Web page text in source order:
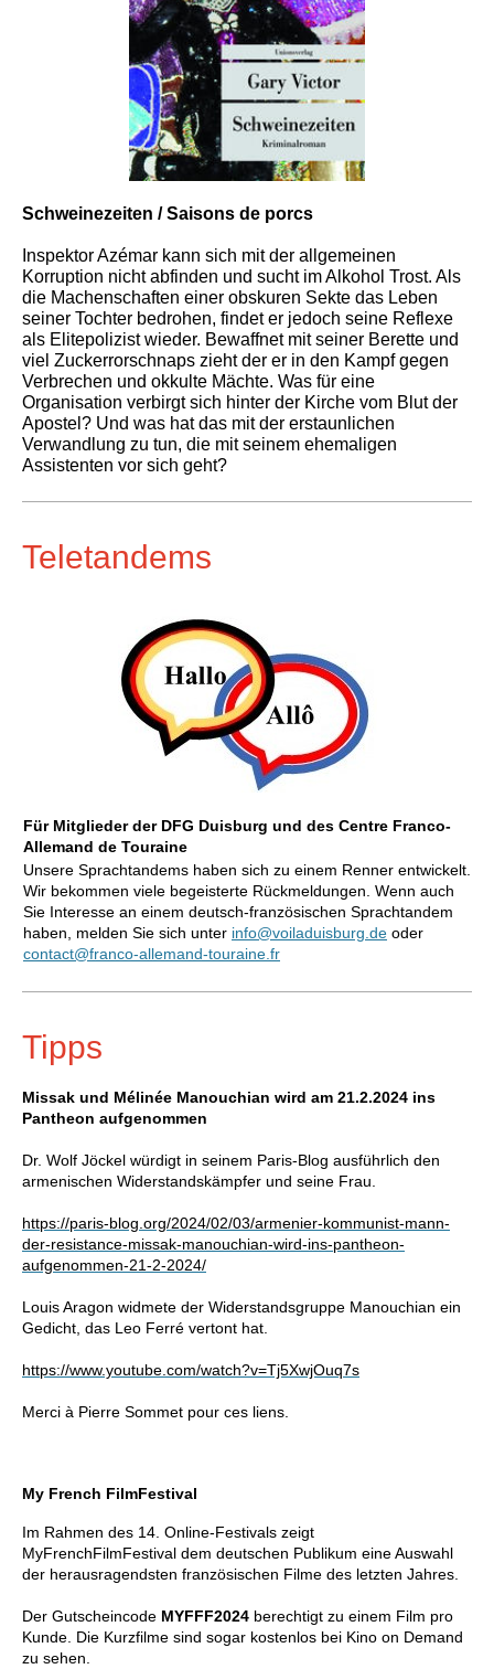
Schweinezeiten / Saisons de porcs
Inspektor Azémar kann sich mit der allgemeinen
Korruption nicht abfinden und sucht im Alkohol Trost. Als
die Machenschaften einer obskuren Sekte das Leben
seiner Tochter bedrohen, findet er jedoch seine Reflexe
als Elitepolizist wieder. Bewaffnet mit seiner Berette und
viel Zuckerrorschnaps zieht der er in den Kampf gegen
Verbrechen und okkulte Mächte. Was für eine
Organisation verbirgt sich hinter der Kirche vom Blut der
Apostel? Und was hat das mit der erstaunlichen
Verwandlung zu tun, die mit seinem ehemaligen
Assistenten vor sich geht?
Teletandems
Für Mitglieder der DFG Duisburg und des Centre Franco-
Allemand de Touraine
Unsere Sprachtandems haben sich zu einem Renner entwickelt.
Wir bekommen viele begeisterte Rückmeldungen. Wenn auch
Sie Interesse an einem deutsch-französischen Sprachtandem
haben, melden Sie sich unter info@voiladuisburg.de oder
contact@franco-allemand-touraine.fr
Tipps
Missak und Mélinée Manouchian wird am 21.2.2024 ins
Pantheon aufgenommen
Dr. Wolf Jöckel würdigt in seinem Paris-Blog ausführlich den
armenischen Widerstandskämpfer und seine Frau.
https://paris-blog.org/2024/02/03/armenier-kommunist-mann-
der-resistance-missak-manouchian-wird-ins-pantheon-
aufgenommen-21-2-2024/
Louis Aragon widmete der Widerstandsgruppe Manouchian ein
Gedicht, das Leo Ferré vertont hat.
https://www.youtube.com/watch?v=Tj5XwjOuq7s
Merci à Pierre Sommet pour ces liens.
My French FilmFestival
Im Rahmen des 14. Online-Festivals zeigt
MyFrenchFilmFestival dem deutschen Publikum eine Auswahl
der herausragendsten französischen Filme des letzten Jahres.
Der Gutscheincode MYFFF2024 berechtigt zu einem Film pro
Kunde. Die Kurzfilme sind sogar kostenlos bei Kino on Demand
zu sehen.